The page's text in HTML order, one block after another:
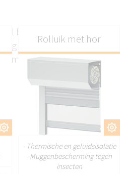
bieden een intelligente
voor extra veiligheid en
gemak
AANPASSEN
Rolluik met hor
- Thermische en geluidsisolatie
- Muggenbescherming tegen
insecten